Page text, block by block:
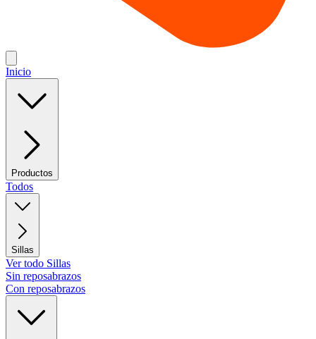
Inicio
Productos
Todos
Sillas
Ver todo Sillas
Sin reposabrazos
Con reposabrazos